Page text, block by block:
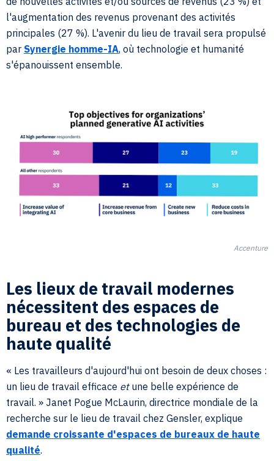
l'augmentation des revenus provenant des activités
principales (27 %). L'avenir du lieu de travail sera propulsé
par Synergie homme-IA, où technologie et humanité
s'épanouissent ensemble.
Accenture
Les lieux de travail modernes
nécessitent des espaces de
bureau et des technologies de
haute qualité
« Les travailleurs d'aujourd'hui ont besoin de deux choses :
un lieu de travail efficace etune belle expérience de
travail. » Janet Pogue McLaurin, directrice mondiale de la
recherche sur le lieu de travail chez Gensler, explique
demande croissante d'espaces de bureaux de haute
qualité.